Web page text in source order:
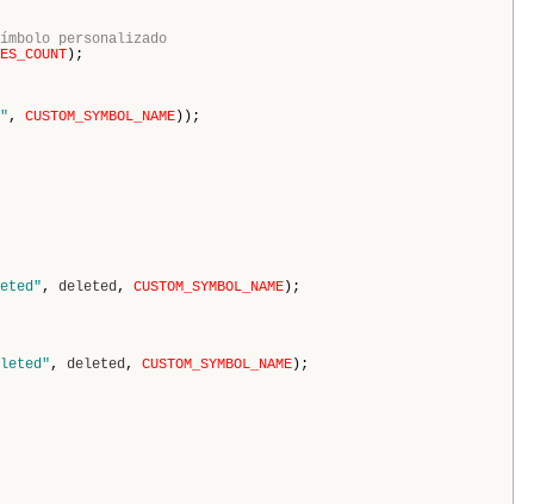
personalizado
);
, CUSTOM_SYMBOL_NAME ));
, deleted, CUSTOM_SYMBOL_NAME );
, deleted, CUSTOM_SYMBOL_NAME );